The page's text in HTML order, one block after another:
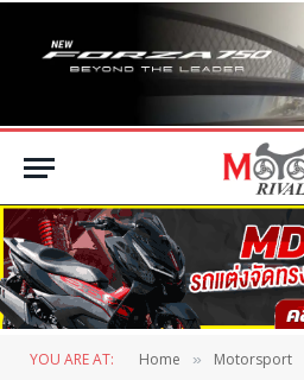
YOU ARE AT: Home » Motorsport